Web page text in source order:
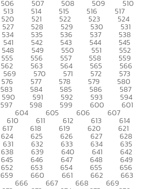
506 507 508 509 510
513 514 515 516 517
520 521 522 523 524
527 528 529 530 531
534 535 536 537 538
541 542 543 544 545
548 549 550 551 552
555 556 557 558 559
562 563 564 565 566
569 570 571 572 573
576 577 578 579 580
583 584 585 586 587
590 591 592 593 594
597 598 599 600 601
604 605 606 607
610 611 612 613 614
617 618 619 620 621
624 625 626 627 628
631 632 633 634 635
638 639 640 641 642
645 646 647 648 649
652 653 654 655 656
659 660 661 662 663
666 667 668 669